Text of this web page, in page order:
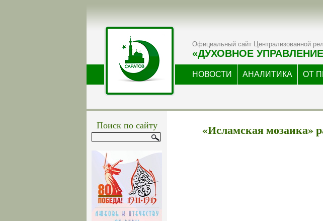
Официальный сайт Централизованной
«ДУХОВНОЕ
НОВОСТИ АНАЛИТИКА ОТ
Поиск по сайту «Исламская мозаика»